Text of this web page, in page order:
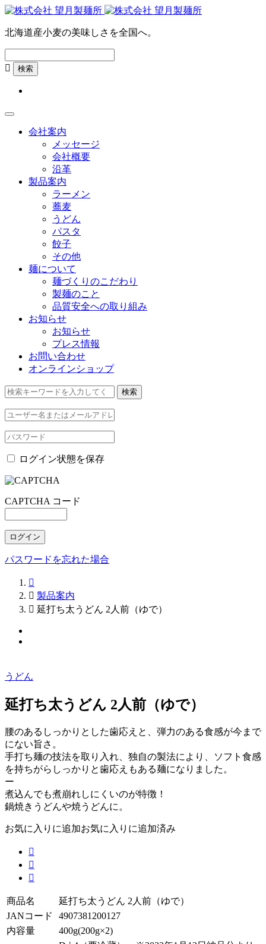
北海道産小麦の美味しさを全国へ。

会社案内
メッセージ
会社概要
沿革
製品案内
ラーメン
蕎麦
うどん
パスタ
餃子
その他
麺について
麺づくりのこだわり
製麺のこと
品質安全への取り組み
お知らせ
お知らせ
プレス情報
お問い合わせ
オンラインショップ
ログイン状態を保存
CAPTCHA コード
ログイン
パスワードを忘れた場合

 製品案内
 延打ち太うどん 2人前（ゆで）
うどん
延打ち太うどん 2人前（ゆで）
腰のあるしっかりとした歯応えと、弾力のある食感が今まで
にない旨さ。
手打ち麺の技法を取り入れ、独自の製法により、ソフト食感
を持ちがらしっかりと歯応えもある麺になりました。
ー
煮込んでも煮崩れしにくいのが特徴！
鍋焼きうどんや焼うどんに。
お気に入りに追加お気に入りに追加済み



商品名
延打ち太うどん 2人前（ゆで）
JANコード
4907381200127
内容量
400g(200g×2)